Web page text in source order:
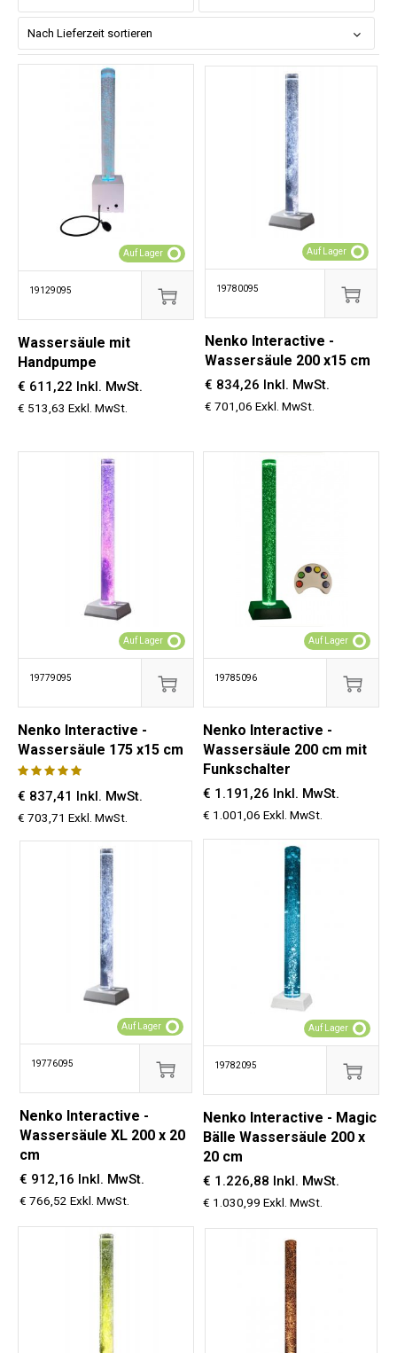
19129095
Auf Lager
Wassersäule mit
Handpumpe
€ 611,22 Inkl. MwSt.
€ 513,63 Exkl. MwSt.
19780095
Auf Lager
Nenko Interactive -
Wassersäule 200 x15 cm
€ 834,26 Inkl. MwSt.
€ 701,06 Exkl. MwSt.
19779095
Auf Lager
Nenko Interactive -
Wassersäule 175 x15 cm
€ 837,41 Inkl. MwSt.
€ 703,71 Exkl. MwSt.
19785096
Auf Lager
Nenko Interactive -
Wassersäule 200 cm mit
Funkschalter
€ 1.191,26 Inkl. MwSt.
€ 1.001,06 Exkl. MwSt.
19776095
Auf Lager
Nenko Interactive -
Wassersäule XL 200 x 20
cm
€ 912,16 Inkl. MwSt.
€ 766,52 Exkl. MwSt.
19782095
Auf Lager
Nenko Interactive - Magic
Bälle Wassersäule 200 x
20 cm
€ 1.226,88 Inkl. MwSt.
€ 1.030,99 Exkl. MwSt.